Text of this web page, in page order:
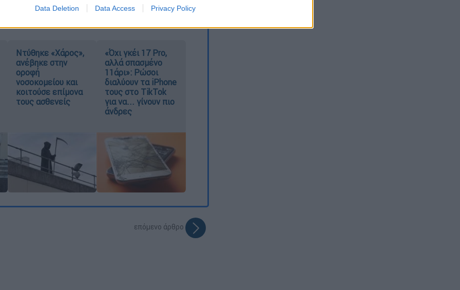
functionality and fraud prevention, and other user protection.
Data Deletion Data Access Privacy Policy
Ντύθηκε «Χάρος»,
ανέβηκε στην
οροφή
νοσοκομείου και
κοιτούσε επίμονα
τους ασθενείς
«Όχι γκέι 17 Pro,
αλλά σπασμένο
11άρι»: Ρώσοι
διαλύουν τα iPhone
τους στο TikTok
για να... γίνουν πιο
άνδρες
επόμενο άρθρο